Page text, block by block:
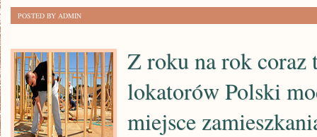
PROFESJONALNYCH
USŁUG
WCZASY
POSTED BY ADMIN
Z roku na rok coraz
lokatorów Polski
miejsce